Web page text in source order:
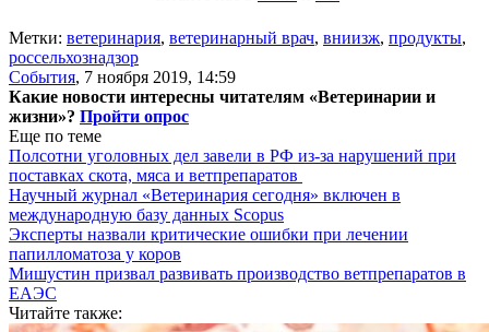
Метки: ветеринария, ветеринарный врач, вниизж, продукты,
россельхознадзор
События, 7 ноября 2019, 14:59
Какие новости интересны читателям «Ветеринарии и
жизни»? Пройти опрос
Еще по теме
Полсотни уголовных дел завели в РФ из-за нарушений при
поставках скота, мяса и ветпрепаратов
Научный журнал «Ветеринария сегодня» включен в
международную базу данных Scopus
Эксперты назвали критические ошибки при лечении
папилломатоза у коров
Мишустин призвал развивать производство ветпрепаратов в
ЕАЭС
Читайте также: